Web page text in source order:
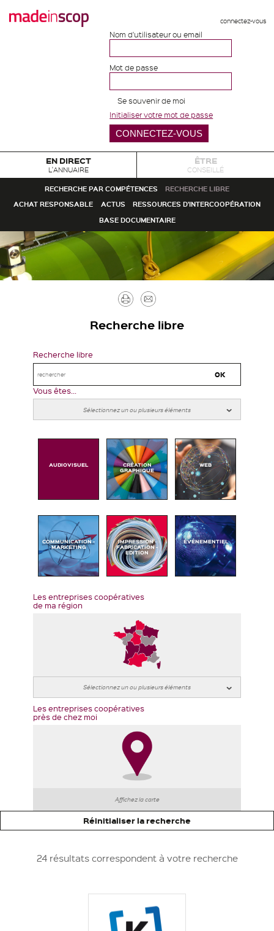
connectez-vous
Nom d'utilisateur ou email
Mot de passe
Se souvenir de moi
Initialiser votre mot de passe
EN DIRECT
L'ANNUAIRE
ÊTRE
CONSEILLÉ
RECHERCHE PAR COMPÉTENCES
RECHERCHE LIBRE
ACHAT RESPONSABLE
ACTUS
RESSOURCES D'INTERCOOPÉRATION
BASE DOCUMENTAIRE
Imprimer
Recherche libre
Recherche libre
Vous êtes...
AUDIOVISUEL CRÉATION
GRAPHIQUE
WEB
COMMUNICATION -
MARKETING
IMPRESSION -
FABRICATION -
EDITION
ÉVÉNEMENTIEL
Les entreprises coopératives
de ma région
Les entreprises coopératives
près de chez moi
Affichez la carte
Réinitialiser la recherche
24 résultats correspondent à votre recherche